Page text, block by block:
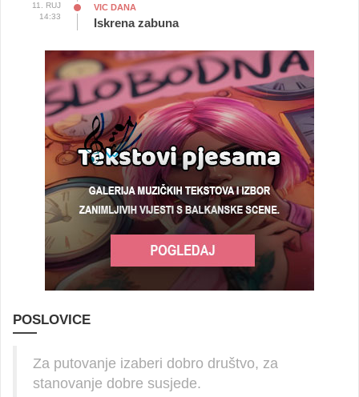
11. RUJ
14:33
VIC DANA
Iskrena zabuna
POSLOVICE
Za putovanje izaberi dobro društvo, za
stanovanje dobre susjede.